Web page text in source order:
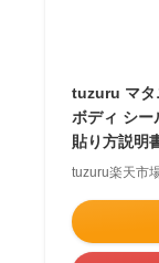
tuzuru マタ
ボディ シー
貼り方説明
tuzuru楽天市